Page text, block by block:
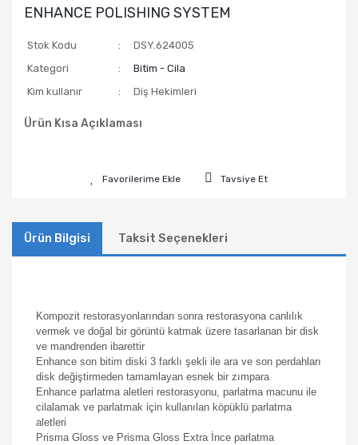
ENHANCE POLISHING SYSTEM
Stok Kodu
DSY.624005
Kategori
Bitim - Cila
Kim kullanır
Diş Hekimleri
Ürün Kısa Açıklaması
Tavsiye Et
Ürün Bilgisi Taksit Seçenekleri
Kompozit restorasyonlarından sonra restorasyona canlılık
vermek ve doğal bir görüntü katmak üzere tasarlanan bir disk
ve mandrenden ibarettir
Enhance son bitim diski 3 farklı şekli ile ara ve son perdahları
disk değiştirmeden tamamlayan esnek bir zımpara
Enhance parlatma aletleri restorasyonu, parlatma macunu ile
cilalamak ve parlatmak için kullanılan köpüklü parlatma
aletleri
Prisma Gloss ve Prisma Gloss Extra İnce parlatma